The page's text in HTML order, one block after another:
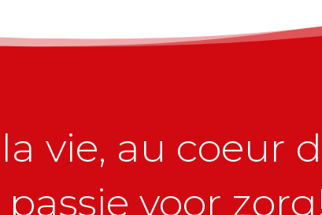
vie, au coeur
passie voor